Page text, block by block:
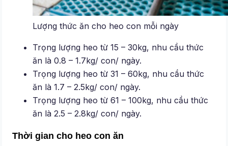
Lượng thức ăn cho heo con mỗi ngày
Trọng lượng heo từ 15 – 30kg, nhu cầu thức
ăn là 0.8 – 1.7kg/ con/ ngày.
Trọng lượng heo từ 31 – 60kg, nhu cầu thức
ăn là 1.7 – 2.5kg/ con/ ngày.
Trọng lượng heo từ 61 – 100kg, nhu cầu thức
ăn là 2.5 – 2.8kg/ con/ ngày.
Thời gian cho heo con ăn